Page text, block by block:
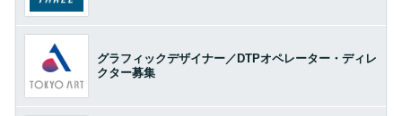
グラフィックデザイナー／DTPオペレーター・ディレ
クター募集